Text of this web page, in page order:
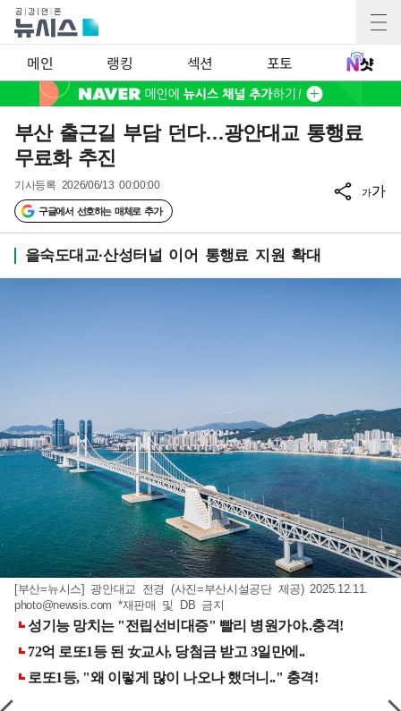
메인 랭킹 섹션 포토
부산 출근길 부담 던다…광안대교 통행료
무료화 추진
기사등록 2026/06/13 00:00:00
구글에서 선호하는 매체로 추가
가가
을숙도대교·산성터널 이어 통행료 지원 확대
[부산=뉴시스] 광안대교 전경 (사진=부산시설공단 제공) 2025.12.11.
photo@newsis.com *재판매 및 DB 금지